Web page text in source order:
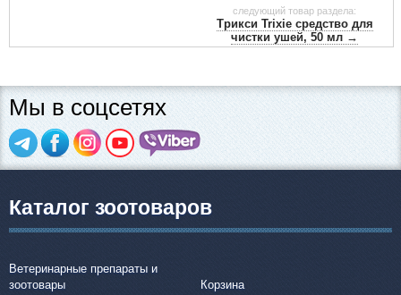
следующий товар раздела:
Трикси Trixie средство для
чистки ушей, 50 мл →
Мы в соцсетях
Каталог зоотоваров
Ветеринарные препараты и
зоотовары
Корзина